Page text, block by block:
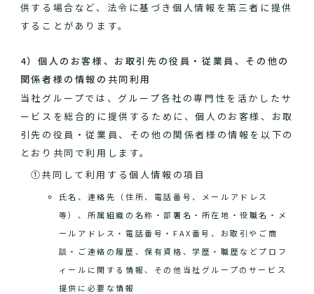
供する場合など、法令に基づき個人情報を第三者に提供
することがあります。
4）個人のお客様、お取引先の役員・従業員、その他の
関係者様の情報の共同利用
当社グループでは、グループ各社の専門性を活かしたサ
ービスを総合的に提供するために、個人のお客様、お取
引先の役員・従業員、その他の関係者様の情報を以下の
とおり共同で利用します。
①共同して利用する個人情報の項目
氏名、連絡先（住所、電話番号、メールアドレス
等）、所属組織の名称・部署名・所在地・役職名・メ
ールアドレス・電話番号・FAX番号、お取引やご商
談・ご連絡の履歴、保有資格、学歴・職歴などプロフ
ィールに関する情報、その他当社グループのサービス
提供に必要な情報